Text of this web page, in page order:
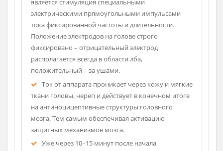
Описание
Особенностью электрического воздействия
является стимуляция специальными
электрическими прямоугольными импульсами
тока фиксированной частоты и длительности.
Положение электродов на голове строго
фиксировано – отрицательный электрод